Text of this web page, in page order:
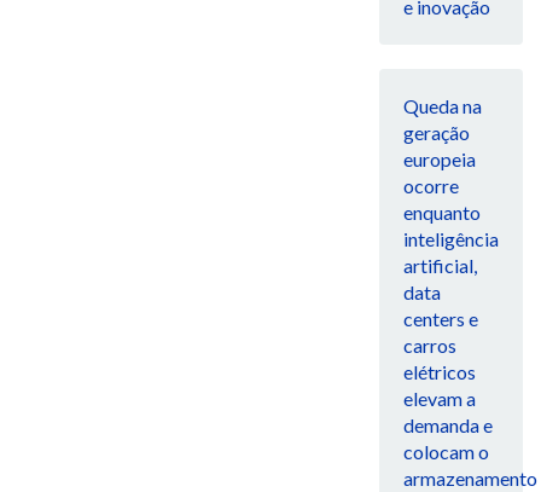
e inovação
Queda na
geração
europeia
ocorre
enquanto
inteligência
artificial,
data
centers e
carros
elétricos
elevam a
demanda e
colocam o
armazenamento